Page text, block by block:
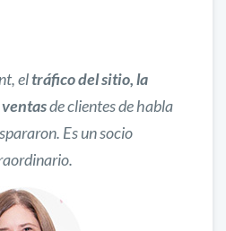
eltráfico del sitio, la
de clientes de habla
Es un socio